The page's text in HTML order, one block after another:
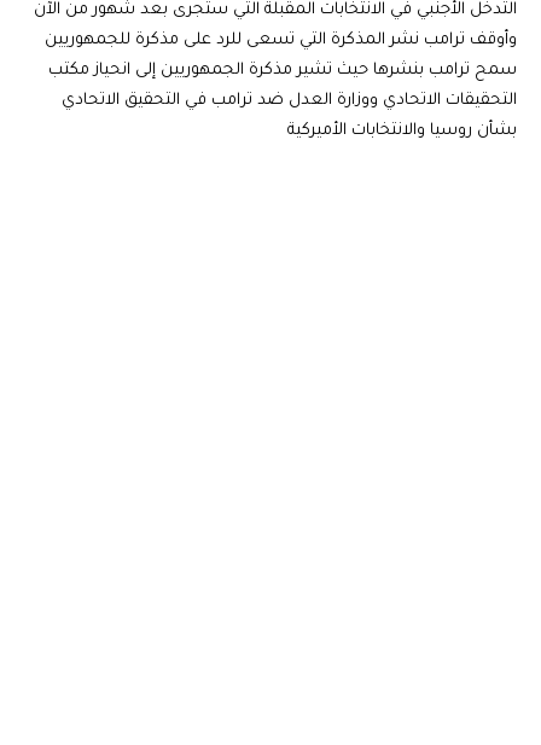
التدخل الأجنبي في الانتخابات المقبلة التي ستجرى بعد شهور من الآن
وأوقف ترامب نشر المذكرة التي تسعى للرد على مذكرة للجمهوريين
سمح ترامب بنشرها حيث تشير مذكرة الجمهوريين إلى انحياز مكتب
التحقيقات الاتحادي ووزارة العدل ضد ترامب في التحقيق الاتحادي
بشأن روسيا والانتخابات الأميركية